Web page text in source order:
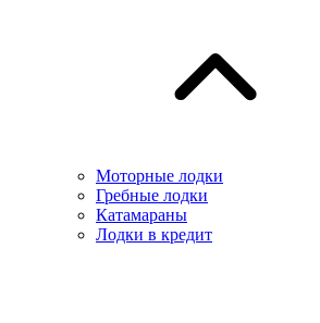
Моторные лодки
Гребные лодки
Катамараны
Лодки в кредит